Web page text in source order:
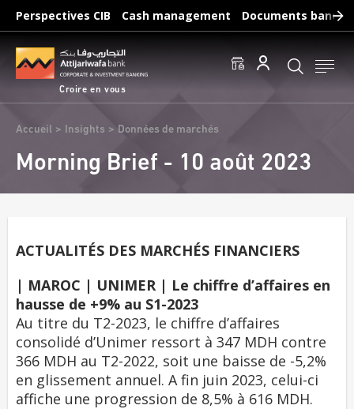
Aller
contenu
principal
Perspectives CIB Cash management Documents
Croire en vous
Fil
d'Ariane
Accueil Insights Données de marchés
Morning Brief - 10 août 2023
ACTUALITÉS DES MARCHÉS FINANCIERS
| MAROC | UNIMER | Le chiffre d’affaires en
hausse de +9% au S1-2023
Au titre du T2-2023, le chiffre d’affaires
consolidé d’Unimer ressort à 347 MDH contre
366 MDH au T2-2022, soit une baisse de -5,2%
en glissement annuel. A fin juin 2023, celui-ci
affiche une progression de 8,5% à 616 MDH.
Recherches fréquentes :
Accéder aux comptes Effectuer un virement
Éditer un RIB